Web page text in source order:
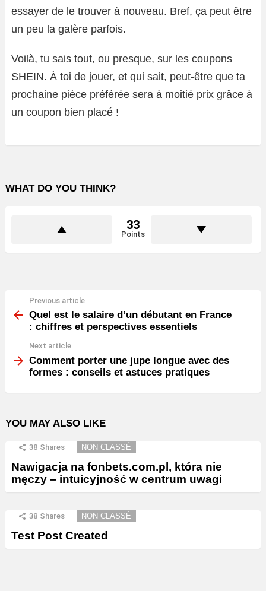
essayer de le trouver à nouveau. Bref, ça peut être
un peu la galère parfois.
Voilà, tu sais tout, ou presque, sur les coupons
SHEIN. À toi de jouer, et qui sait, peut-être que ta
prochaine pièce préférée sera à moitié prix grâce à
un coupon bien placé !
WHAT DO YOU THINK?
33
Points
more
Previous article
Quel est le salaire d’un débutant en France
: chiffres et perspectives essentiels
Next article
Comment porter une jupe longue avec des
formes : conseils et astuces pratiques
YOU MAY ALSO LIKE
38 Shares NON CLASSÉ
Nawigacja na fonbets.com.pl, która nie
męczy – intuicyjność w centrum uwagi
38 Shares NON CLASSÉ
Test Post Created